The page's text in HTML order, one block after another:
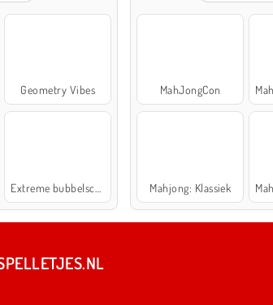
Geometry Vibes MahJongCon
Mahjong: Klassiek